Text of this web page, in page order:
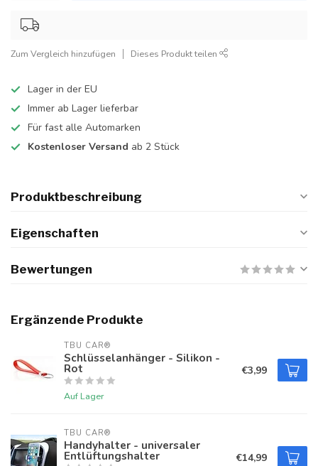
Zum Vergleich hinzufügen Dieses Produkt teilen
Lager in der EU
Immer ab Lager lieferbar
Für fast alle Automarken
Kostenloser Versand ab 2 Stück
Produktbeschreibung
Eigenschaften
Bewertungen
Ergänzende Produkte
TBU CAR®
Schlüsselanhänger - Silikon -
Rot
Auf Lager
€3,99
TBU CAR®
Handyhalter - universaler
Entlüftungshalter €14,99